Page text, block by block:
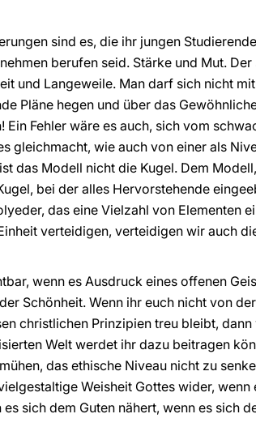
sind es, die ihr jungen
berufen seid. Stärke und Mut.
und Langeweile. Man darf sich nicht
Pläne hegen und über das
Ein Fehler wäre es auch, sich vom
gleichmacht, wie auch von einer als
das Modell nicht die Kugel. Dem
bei der alles Hervorstehende
das eine Vielzahl von Elementen
verteidigen, verteidigen wir auch
wenn es Ausdruck eines offenen
Schönheit. Wenn ihr euch nicht von
christlichen Prinzipien treu bleibt,
Welt werdet ihr dazu beitragen
das ethische Niveau nicht zu
Weisheit Gottes wider,
sich dem Guten nähert, wenn es sich